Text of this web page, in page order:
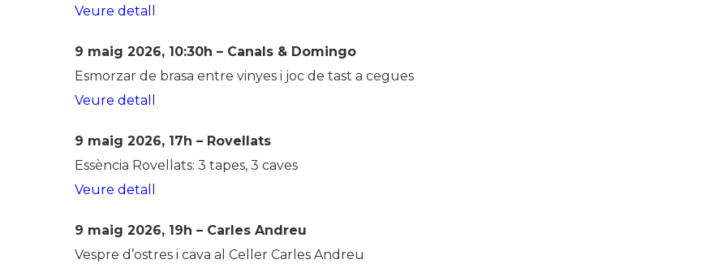
Veure detall
9 maig 2026, 10:30h – Canals & Domingo
Esmorzar de brasa entre vinyes i joc de tast a cegues
Veure detall
9 maig 2026, 17h – Rovellats
Essència Rovellats: 3 tapes, 3 caves
Veure detall
9 maig 2026, 19h – Carles Andreu
Vespre d’ostres i cava al Celler Carles Andreu